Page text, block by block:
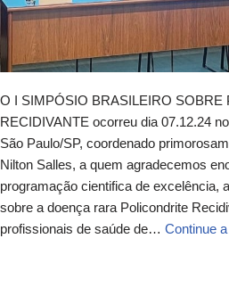
O I SIMPÓSIO BRASILEIRO SOBRE
RECIDIVANTE ocorreu dia 07.12.24
São Paulo/SP, coordenado
Nilton Salles, a quem agradecemos
programação cientifica de excelência,
sobre a doença rara Policondrite
profissionais de saúde de… Continue